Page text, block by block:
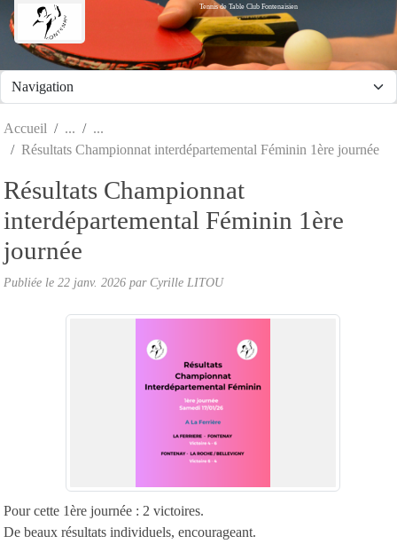
Tennis de Table Club Fontenaisien
Accueil
Résultats Championnat interdépartemental Féminin 1ère journée
Résultats Championnat
interdépartemental Féminin 1ère
journée
Publiée le 22 janv. 2026 par Cyrille LITOU
Pour cette 1ère journée : 2 victoires.
De beaux résultats individuels, encourageant.
Panneau de gestion des cookies